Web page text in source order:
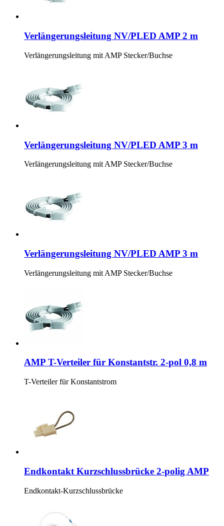
Verlängerungsleitung NV/PLED AMP 2 m
Verlängerungsleitung mit AMP Stecker/Buchse
Verlängerungsleitung NV/PLED AMP 3 m
Verlängerungsleitung mit AMP Stecker/Buchse
Verlängerungsleitung NV/PLED AMP 3 m
Verlängerungsleitung mit AMP Stecker/Buchse
AMP T-Verteiler für Konstantstr. 2-pol 0,8 m
T-Verteiler für Konstantstrom
Endkontakt Kurzschlussbrücke 2-polig AMP
Endkontakt-Kurzschlussbrücke